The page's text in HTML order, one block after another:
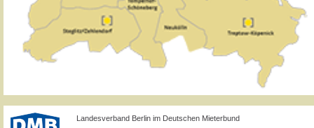
Landesverband Berlin im Deutschen Mieterbund